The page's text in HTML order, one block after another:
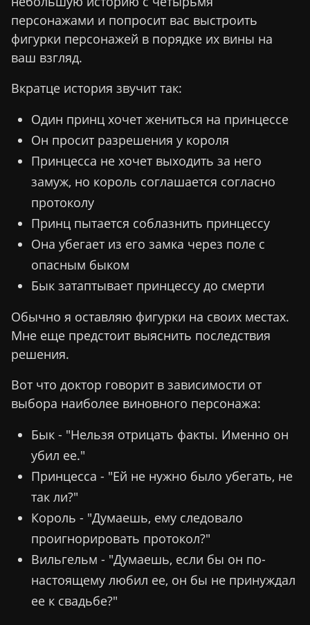
персонажами и попросит вас выстроить
фигурки персонажей в порядке их вины на
ваш взгляд.
Вкратце история звучит так:
Один принц хочет жениться на принцессе
Он просит разрешения у короля
Принцесса не хочет выходить за него
замуж, но король соглашается согласно
протоколу
Принц пытается соблазнить принцессу
Она убегает из его замка через поле с
опасным быком
Бык затаптывает принцессу до смерти
Обычно я оставляю фигурки на своих местах.
Мне еще предстоит выяснить последствия
решения.
Вот что доктор говорит в зависимости от
выбора наиболее виновного персонажа:
Бык - "Нельзя отрицать факты. Именно он
убил ее."
Принцесса - "Ей не нужно было убегать, не
так ли?"
Король - "Думаешь, ему следовало
проигнорировать протокол?"
Вильгельм - "Думаешь, если бы он по-
настоящему любил ее, он бы не принуждал
ее к свадьбе?"